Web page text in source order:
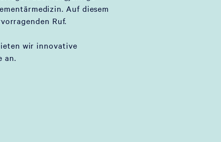
Auf diesem
Ruf.
wir innovative
an.